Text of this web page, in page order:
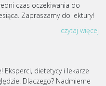
czas oczekiwania do
Zapraszamy do lektury!
czytaj więcej
Eksperci, dietetycy i lekarze
Dlaczego? Nadmierne